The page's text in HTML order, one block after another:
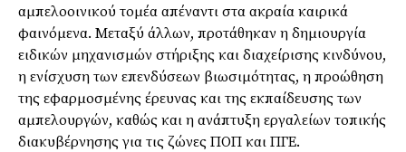
αμπελοοινικού τομέα απέναντι στα ακραία καιρικά
φαινόμενα. Μεταξύ άλλων, προτάθηκαν η δημιουργία
ειδικών μηχανισμών στήριξης και διαχείρισης κινδύνου,
η ενίσχυση των επενδύσεων βιωσιμότητας, η προώθηση
της εφαρμοσμένης έρευνας και της εκπαίδευσης των
αμπελουργών, καθώς και η ανάπτυξη εργαλείων τοπικής
διακυβέρνησης για τις ζώνες ΠΟΠ και ΠΓΕ.